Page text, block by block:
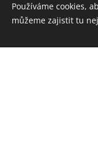
Používáme cookies,
můžeme zajistit tu